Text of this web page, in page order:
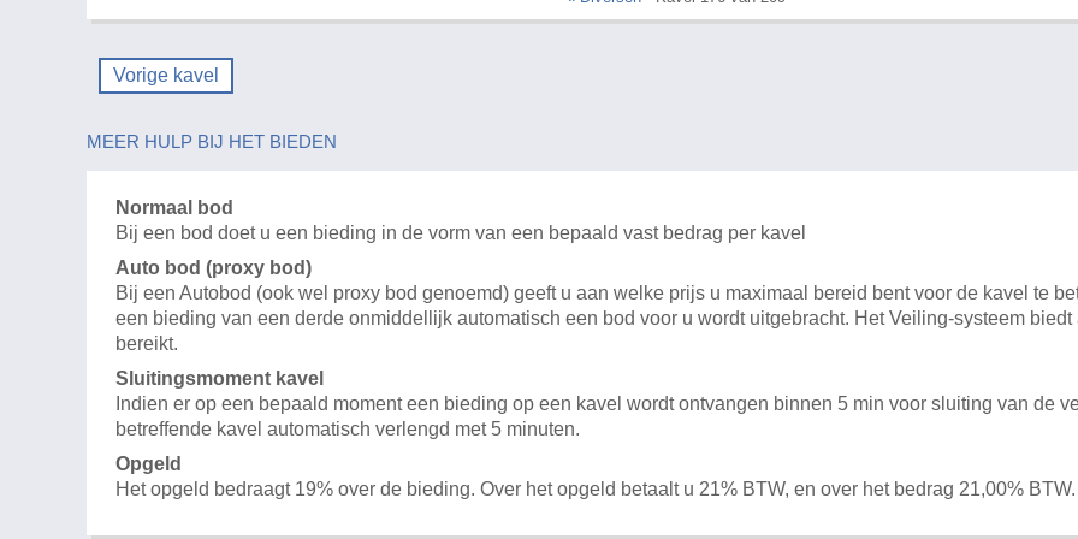
Vorige kavel
MEER HULP BIJ HET BIEDEN
Normaal bod
Bij een bod doet u een bieding in de vorm van een bepaald vast bedrag per kavel
Auto bod (proxy bod)
Bij een Autobod (ook wel proxy bod genoemd) geeft u aan welke prijs u maximaal bereid bent voor de kavel te
een bieding van een derde onmiddellijk automatisch een bod voor u wordt uitgebracht. Het Veiling-systeem
bereikt.
Sluitingsmoment kavel
Indien er op een bepaald moment een bieding op een kavel wordt ontvangen binnen 5 min voor sluiting van de
betreffende kavel automatisch verlengd met 5 minuten.
Opgeld
Het opgeld bedraagt 19% over de bieding. Over het opgeld betaalt u 21% BTW, en over het bedrag 21,00% BTW.